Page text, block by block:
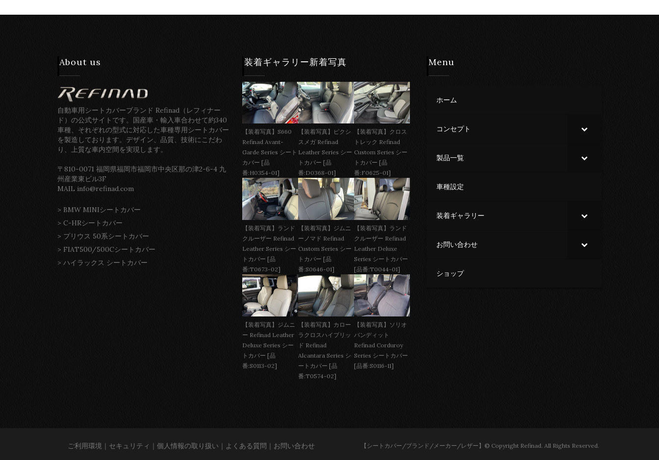
About us
自動車用シートカバーブランド Refinad（レフィナー
ド）の公式サイトです。国産車・輸入車合わせて約340
車種、それぞれの型式に対応した車種専用シートカバー
を製造しております。デザイン、品質、技術にこだわ
り、上質な車内空間を実現します。
〒810-0071 福岡県福岡市福岡市中央区那の津2-6-4 九
州産業東ビル3F
MAIL info@refinad.com
> BMW MINIシートカバー
> C-HRシートカバー
> プリウス 50系シートカバー
> FIAT500/500Cシートカバー
> ハイラックス シートカバー
装着ギャラリー新着写真
【装着写真】S660
Refinad Avant-
Garde Series シート
カバー [品
番:H0354-01]
【装着写真】ピクシ
スメガ Refinad
Leather Series シー
トカバー [品
番:D0368-01]
【装着写真】クロス
トレック Refinad
Custom Series シー
トカバー [品
番:F0625-01]
【装着写真】ランド
クルーザー Refinad
Leather Series シー
トカバー [品
番:T0673-02]
【装着写真】ジムニ
ーノマド Refinad
Custom Series シー
トカバー [品
番:S0646-01]
【装着写真】ランド
クルーザー Refinad
Leather Deluxe
Series シートカバー
[品番:T0044-01]
【装着写真】ジムニ
ー Refinad Leather
Deluxe Series シー
トカバー [品
番:S0113-02]
【装着写真】カロー
ラクロスハイブリッ
ド Refinad
Alcantara Series シ
ートカバー [品
番:T0574-02]
【装着写真】ソリオ
バンディット
Refinad Corduroy
Series シートカバー
[品番:S0116-11]
Menu
ホーム
コンセプト
製品一覧
車種設定
装着ギャラリー
お問い合わせ
ショップ
ご利用環境｜ セキュリティ ｜ 個人情報の取り扱い ｜ よくある質問 ｜ お問い合わせ 【シートカバー/ブランド/メーカー/レザー】© Copyright Refinad. All Rights Reserved.